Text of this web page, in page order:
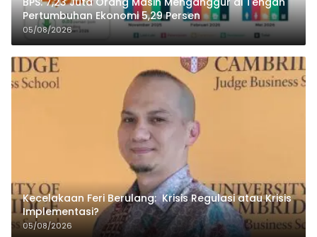
Pertumbuhan Ekonomi 5,29 Persen
05/08/2026
Kecelakaan Feri Berulang: Krisis Regulasi atau Krisis
Implementasi?
05/08/2026